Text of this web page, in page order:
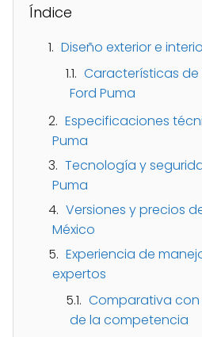
Índice
Diseño exterior e
Características
Ford Puma
Especificaciones
Puma
Tecnología y
Puma
Versiones y precios
México
Experiencia de
expertos
Comparativa
de la competencia